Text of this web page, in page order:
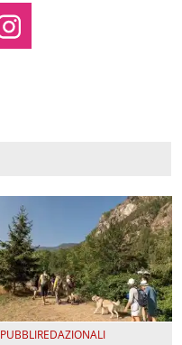
PUBBLIREDAZIONALI